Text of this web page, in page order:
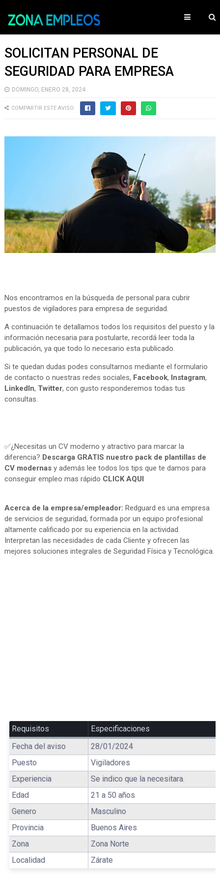
SOLICITAN PERSONAL DE
SEGURIDAD PARA EMPRESA
DOMINGO, ENERO 28, 2024
COMPARTIR ESTE AVISO:
Nos encontramos en la búsqueda de personal para cubrir
puestos de vigiladores para empresa de seguridad.
A continuación te detallamos todos los requisitos del puesto y la
información necesaria para postularte, recordá leer toda la
publicación, ya que todo lo necesario esta publicado.
Si te quedan dudas podes consultarnos mediante el formulario
de contacto o nuestras redes sociales, Facebook, Instagram,
LinkedIn, Twitter, con gusto responderemos todas tus
consultas.
✅¿Necesitas un CV moderno y atractivo para marcar la
diferencia? Descarga GRATIS nuestro pack de plantillas de
CV modernasy además lee todos los tips que te damos para
conseguir empleo mas rápido CLICK AQUI
Acerca de la empresa/empleador: Redguard es una empresa
de servicios de seguridad, formada por un equipo profesional
altamente calificado por su experiencia en la actividad.
Interpretan las necesidades de cada Cliente y ofrecen las
mejores soluciones integrales de Seguridad Física y Tecnológica.
Requisitos
Especificaciones
Fecha del aviso
28/01/2024
Puesto
Vigiladores
Experiencia
Se indico que la necesitara.
Edad
21 a 50 años
Genero
Masculino
Provincia
Buenos Aires
Zona
Zona Norte
Localidad
Zárate